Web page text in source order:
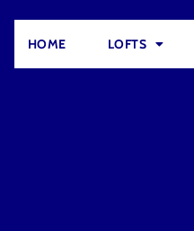
HOME LOFTS